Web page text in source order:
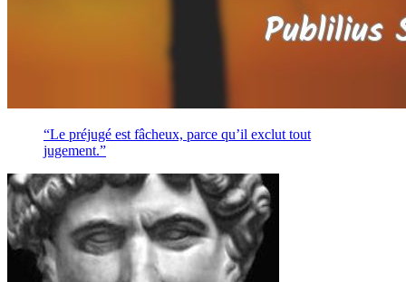
“Le préjugé est fâcheux, parce qu’il exclut tout
jugement.”